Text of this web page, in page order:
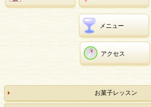
メニュー
アクセス
お菓子レッスン